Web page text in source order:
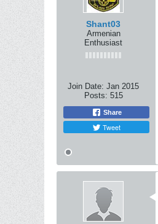
Shant03
Armenian
Enthusiast
Join Date: Jan 2015
Posts: 515
Share
Tweet